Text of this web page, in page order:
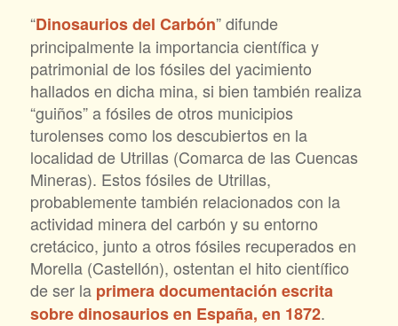
“Dinosaurios del Carbón” difunde
principalmente la importancia científica y
patrimonial de los fósiles del yacimiento
hallados en dicha mina, si bien también realiza
“guiños” a fósiles de otros municipios
turolenses como los descubiertos en la
localidad de Utrillas (Comarca de las Cuencas
Mineras). Estos fósiles de Utrillas,
probablemente también relacionados con la
actividad minera del carbón y su entorno
cretácico, junto a otros fósiles recuperados en
Morella (Castellón), ostentan el hito científico
de ser la primera documentación escrita
sobre dinosaurios en España, en 1872.